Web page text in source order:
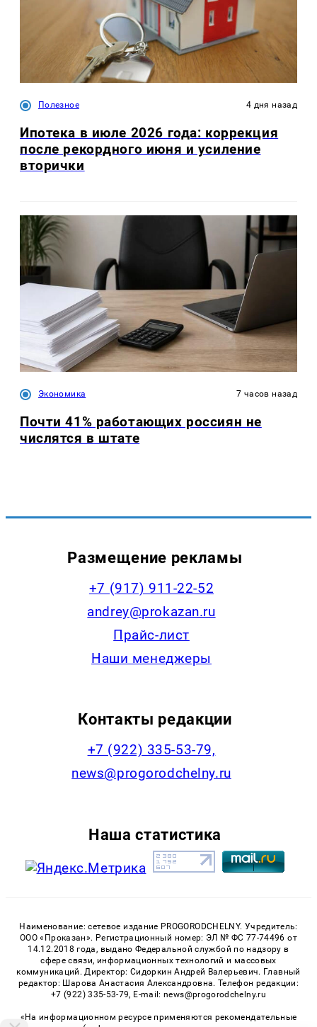
Полезное 4 дня назад
Ипотека в июле 2026 года: коррекция
после рекордного июня и усиление
вторички
Экономика 7 часов назад
Почти 41% работающих россиян не
числятся в штате
Размещение рекламы
+7 (917) 911-22-52
andrey@prokazan.ru
Прайс-лист
Наши менеджеры
Контакты редакции
+7 (922) 335-53-79,
news@progorodchelny.ru
Наша статистика
Наименование: сетевое издание PROGORODCHELNY. Учредитель:
ООО «Проказан». Регистрационный номер: ЭЛ № ФС 77-74496 от
14.12.2018 года, выдано Федеральной службой по надзору в
сфере связи, информационных технологий и массовых
коммуникаций. Директор: Сидоркин Андрей Валерьевич. Главный
редактор: Шарова Анастасия Александровна. Телефон редакции:
+7 (922) 335-53-79, E-mail: news@progorodchelny.ru
«На информационном ресурсе применяются рекомендательные